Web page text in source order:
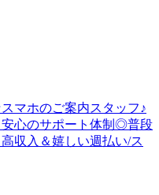
マホのご案内スタッフ♪
心のサポート体制◎普段
収入＆嬉しい週払い/ス